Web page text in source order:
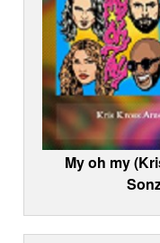
My oh my